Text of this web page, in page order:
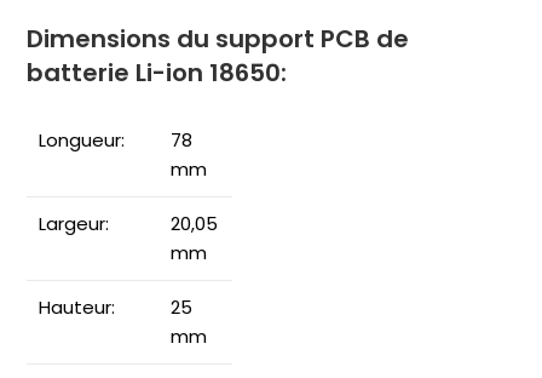
Dimensions du support PCB de
batterie Li-ion 18650:
Longueur:
78
mm
Largeur:
20,05
mm
Hauteur:
25
mm